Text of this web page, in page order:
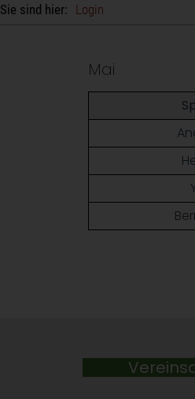
Sie sind hier: Login
Mai